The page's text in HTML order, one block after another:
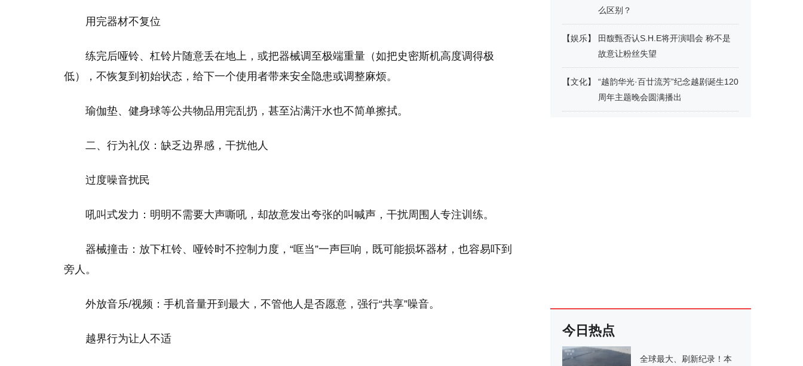
用完器材不复位
练完后哑铃、杠铃片随意丢在地上，或把器械调至极端重量（如把史密斯机高度调得极
低），不恢复到初始状态，给下一个使用者带来安全隐患或调整麻烦。
瑜伽垫、健身球等公共物品用完乱扔，甚至沾满汗水也不简单擦拭。
二、行为礼仪：缺乏边界感，干扰他人
过度噪音扰民
吼叫式发力：明明不需要大声嘶吼，却故意发出夸张的叫喊声，干扰周围人专注训练。
器械撞击：放下杠铃、哑铃时不控制力度，“哐当”一声巨响，既可能损坏器材，也容易吓到
旁人。
外放音乐/视频：手机音量开到最大，不管他人是否愿意，强行“共享”噪音。
越界行为让人不适
么区别？
【娱乐】
田馥甄否认S.H.E将开演唱会 称不是
故意让粉丝失望
【文化】
“越韵华光·百廿流芳”纪念越剧诞生120
周年主题晚会圆满播出
今日热点
全球最大、刷新纪录！本